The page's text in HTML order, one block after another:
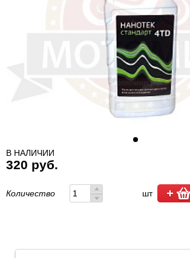
В НАЛИЧИИ
320 руб.
Количество шт